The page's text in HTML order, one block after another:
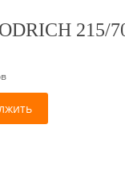
215/